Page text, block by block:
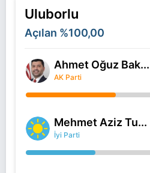
Uluborlu
Açılan %100,00
Ahmet Oğuz Bak...
AK Parti
Mehmet Aziz Tu...
İyi Parti